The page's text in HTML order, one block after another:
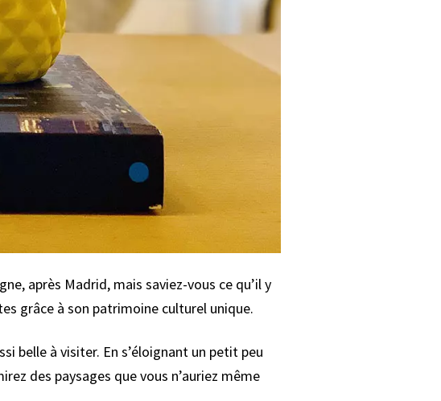
après Madrid, mais saviez-vous ce qu’il y
grâce à son patrimoine culturel unique.
belle à visiter. En s’éloignant un petit peu
des paysages que vous n’auriez même